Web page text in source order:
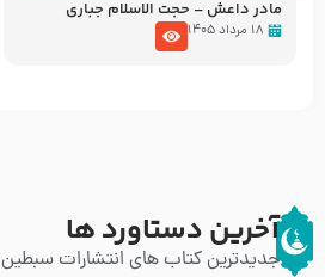
مادر داعش – حجت الاسلام جباری
۱۸ مرداد ۱۴۰۵
آخرین دستاورد ها
جدیدترین کتاب های انتشارات سبطین